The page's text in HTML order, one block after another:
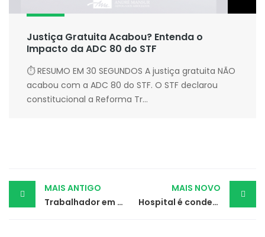
Justiça Gratuita Acabou? Entenda o
Impacto da ADC 80 do STF
⏱ RESUMO EM 30 SEGUNDOS A justiça gratuita NÃO
acabou com a ADC 80 do STF. O STF declarou
constitucional a Reforma Tr...
Post
navigation
MAIS ANTIGO
Trabalhador em plantão com celular da empresa tem direito a horas de sobreaviso
MAIS NOVO
Hospital é condenado por falha na proteção de dados de paciente vítima de golpe